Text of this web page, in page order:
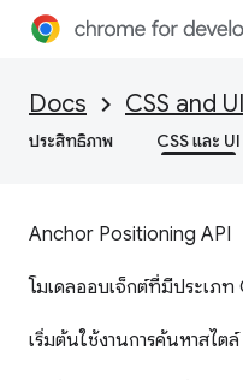
Docs CSS and UI
ประสิทธิภาพ CSS และ UI
Anchor Positioning API
โมเดลออบเจ็กต์ที่มีประเภท
เริ่มต้นใช้งานการค้นหาสไตล์